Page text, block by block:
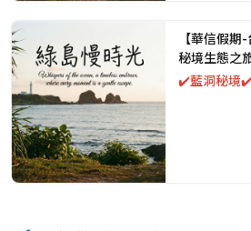
【華信假期
秘境生態之
✔️藍洞秘境